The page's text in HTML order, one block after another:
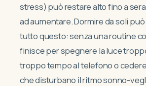
stress) può restare alto fino a
ad aumentare. Dormire da soli
tutto questo: senza una routine
finisce per spegnere la luce
troppo tempo al telefono o
che disturbano il ritmo sonno-